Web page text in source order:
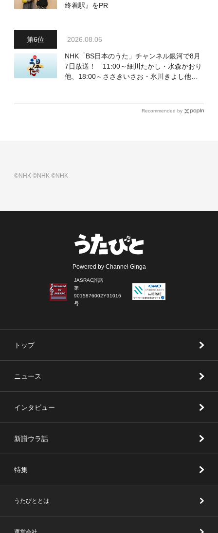
終着駅』をPR
2026.08.06
NHK「BS日本のうた」チャンネル銀河で8月
7日放送！ 11:00～細川たかし・水森かおり
他、18:00～ささきいさお・氷川きよし他登
Recommended by
©NHK©NHK©NHK
Powered by Channel Ginga
JASRAC許諾
第
9015876002Y31016
号
トップ
ニュース
インタビュー
新譜ウラ話
特集
うたびととは